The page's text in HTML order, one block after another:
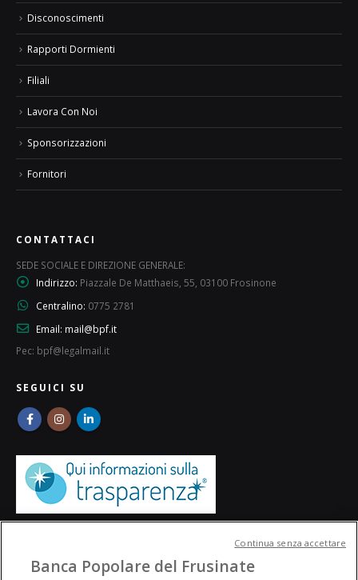
Disconoscimenti
Rapporti Dormienti
Filiali
Lavora Con Noi
Sponsorizzazioni
Fornitori
CONTATTACI
SEDE SOCIALE E DIREZIONE GENERALE:
Indirizzo: Piazzale De Matthaeis, 55, 03100 Frosinone
Centralino: 0775 2781
Email: mail@bpf.it
Pec: bpf@legalmail.it
SEGUICI SU
Banca Popolare del Frusinate
Continua senza accettare